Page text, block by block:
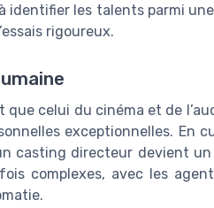
identifier les talents parmi
rigoureux.
que celui du cinéma et de
exceptionnelles. En
casting directeur devient
complexes, avec les